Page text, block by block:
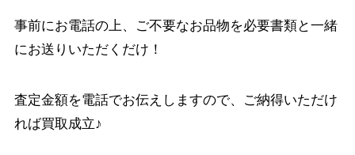
事前にお電話の上、ご不要なお品物を必要書類と一緒
にお送りいただくだけ！
査定金額を電話でお伝えしますので、ご納得いただけ
れば買取成立♪